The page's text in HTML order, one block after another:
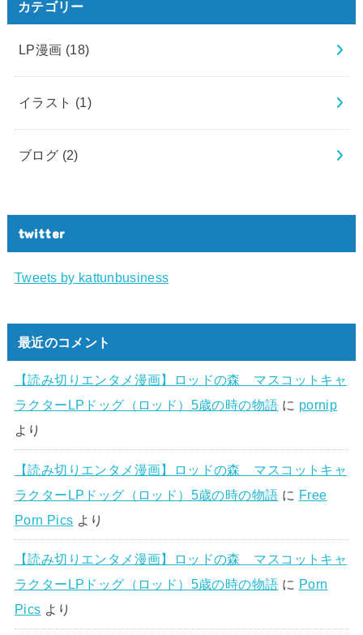
カテゴリー
LP漫画 (18)
イラスト (1)
ブログ (2)
twitter
Tweets by kattunbusiness
最近のコメント
【読み切りエンタメ漫画】ロッドの森 マスコットキャ
ラクターLPドッグ（ロッド）5歳の時の物語 に pornip
より
【読み切りエンタメ漫画】ロッドの森 マスコットキャ
ラクターLPドッグ（ロッド）5歳の時の物語 に Free
Porn Pics より
【読み切りエンタメ漫画】ロッドの森 マスコットキャ
ラクターLPドッグ（ロッド）5歳の時の物語 に Porn
Pics より